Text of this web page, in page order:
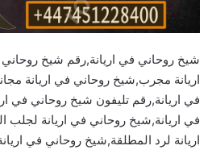
شيخ روحاني في اريانة,رقم شيخ
اريانة مجرب,شيخ روحاني في اريانة
في اريانة,رقم تليفون شيخ روحاني في
في اريانة,شيخ روحاني في اريانة
اريانة لرد المطلقة,شيخ روحاني في